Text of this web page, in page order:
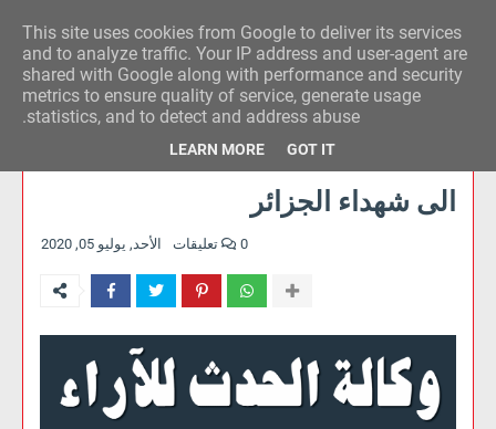
وكالة الحدث للآراء
الى شهداء الجزائر
الأحد, يوليو 05, 2020 0 تعليقات
This site uses cookies from Google to deliver its services
and to analyze traffic. Your IP address and user-agent are
shared with Google along with performance and security
metrics to ensure quality of service, generate usage
statistics, and to detect and address abuse.
LEARN MORE GOT IT